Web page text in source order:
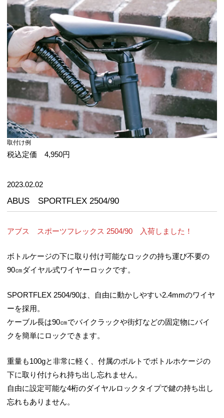
取付け例
税込定価 4,950円
2023.02.02
ABUS SPORTFLEX 2504/90
アブス スポーツフレックス 2504/90 入荷しました！
ボトルケージの下に取り付け可能なロックの持ち運び不要の
90㎝ダイヤル式ワイヤーロックです。
SPORTFLEX 2504/90は、自由に動かしやすい2.4mmのワイヤ
ーを採用。
ケーブル長は90㎝でバイクラックや街灯などの固定物にバイ
クを簡単にロックできます。
重量も100gと非常に軽く、付属のボルトでボトルホケージの
下に取り付けられ持ち出し忘れません。
自由に設定可能な4桁のダイヤルロックタイプで鍵の持ち出し
忘れもありません。